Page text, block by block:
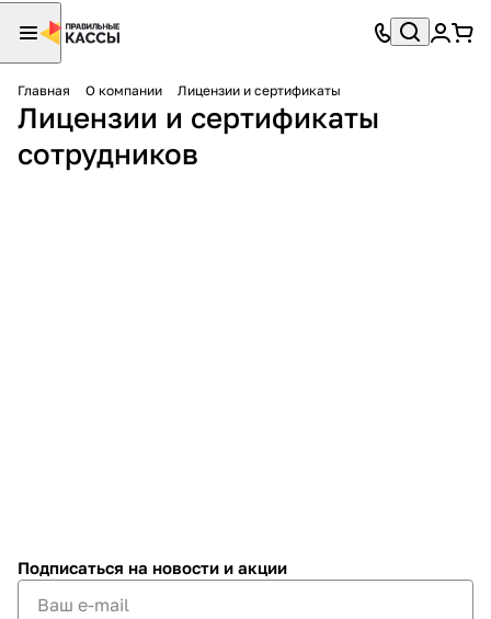
Главная О компании Лицензии и сертификаты
Лицензии и сертификаты
сотрудников
Подписаться на новости и акции